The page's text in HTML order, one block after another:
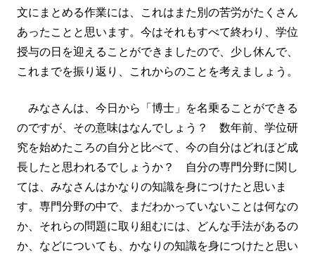
文にまとめる作業には、これはまた別の苦労がたくさん
あったことと思います。今はそれもすべて終わり、学位
授与の日を迎えることができましたので、少し休んで、
これまでを振り返り、これからのことを考えましょう。
みなさんは、今日から「博士」を名乗ることができる
のですが、その意味はなんでしょう？ 数年前、学位研
究を始めたころの自分と比べて、今の自分はどれほど成
長したと思われるでしょうか？ 自分の専門分野に関し
ては、みなさんはかなりの知識を身につけたと思いま
す。専門分野の中で、まだわかっていないことは何なの
か、それらの問題に取り組むには、どんな手法があるの
か、などについても、かなりの知識を身につけたと思い